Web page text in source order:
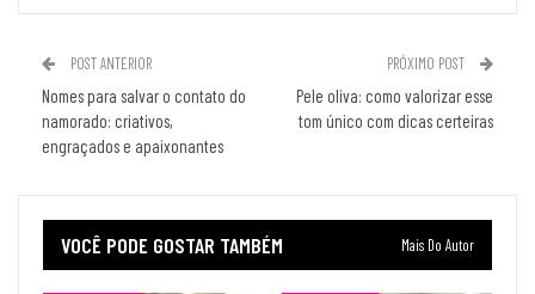
POST ANTERIOR
Nomes para salvar o contato do
namorado: criativos,
engraçados e apaixonantes
PRÓXIMO POST
Pele oliva: como valorizar esse
tom único com dicas certeiras
VOCÊ PODE GOSTAR TAMBÉM Mais Do Autor